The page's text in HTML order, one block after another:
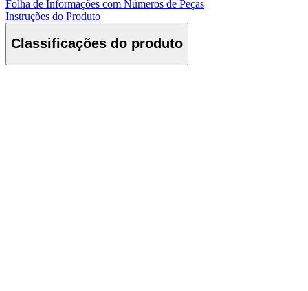
Folha de Informações com Números de Peças
Instruções do Produto
Classificações do produto